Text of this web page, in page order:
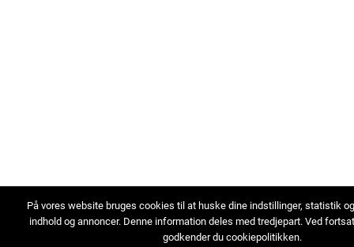
På vores website bruges cookies til at huske dine indstillinger, statistik
indhold og annoncer. Denne information deles med tredjepart. Ved
godkender du cookiepolitikken.